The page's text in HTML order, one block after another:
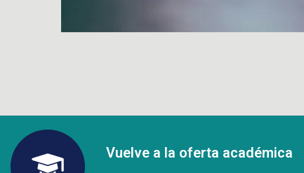
Vuelve a la oferta académica